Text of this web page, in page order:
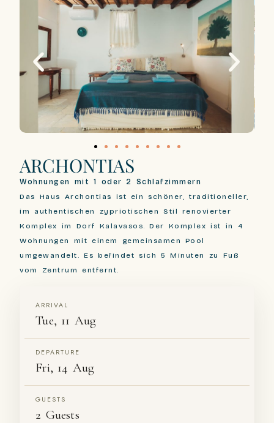
ARCHONTIAS
Wohnungen mit 1 oder 2 Schlafzimmern
Das Haus Archontias ist ein schöner, traditioneller,
im authentischen zypriotischen Stil renovierter
Komplex im Dorf Kalavasos. Der Komplex ist in 4
Wohnungen mit einem gemeinsamen Pool
umgewandelt. Es befindet sich 5 Minuten zu Fuß
vom Zentrum entfernt.
ARRIVAL
Tue, 11 Aug
DEPARTURE
Fri, 14 Aug
GUESTS
2 Guests